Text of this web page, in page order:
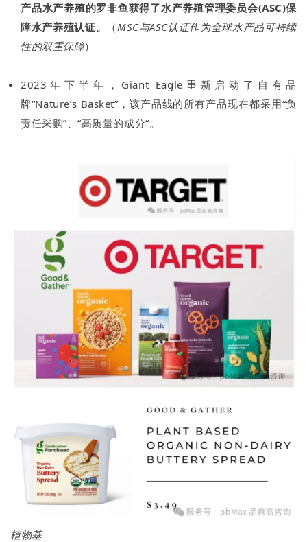
产品水产养殖的罗非鱼获得了水产养殖管理委员会(ASC)保
障水产养殖认证。
（ MSC与ASC认证作为全球水产品可持续
性的双重保障）
2023年下半年，Giant Eagle重新启动了自有品
牌“Nature’s Basket”，该产品线的所有产品现在都采用“负
责任采购”、“高质量的成分“。
植物基